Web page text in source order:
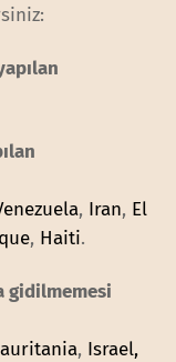
, Iran, El
, Haiti.
gidilmemesi
, Israel,